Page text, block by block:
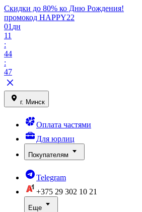
Скидки до 80% ко Дню Рождения!
промокод HAPPY22
01 дн
11
:
44
:
47
г. Минск
Оплата частями
Для юрлиц
Покупателям
Telegram
+375 29 302 10 21
Еще